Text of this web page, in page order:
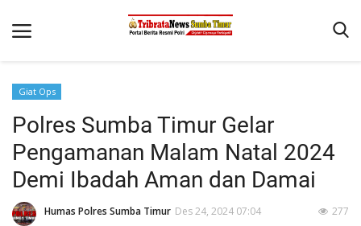
Beranda
Terms & Conditions
Reskrim
Binkam
Giat Ops
Polres Sumba Timur Gelar
Pengamanan Malam Natal 2024
Demi Ibadah Aman dan Damai
Humas Polres Sumba Timur Des 24, 2024 07:04 277